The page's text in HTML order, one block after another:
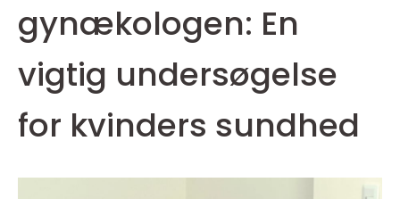
gynækologen: En
vigtig undersøgelse
for kvinders sundhed